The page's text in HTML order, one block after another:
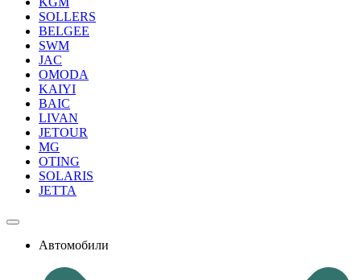
SOLLERS
BELGEE
SWM
JAC
OMODA
KAIYI
BAIC
LIVAN
JETOUR
MG
OTING
SOLARIS
JETTA
Автомобили